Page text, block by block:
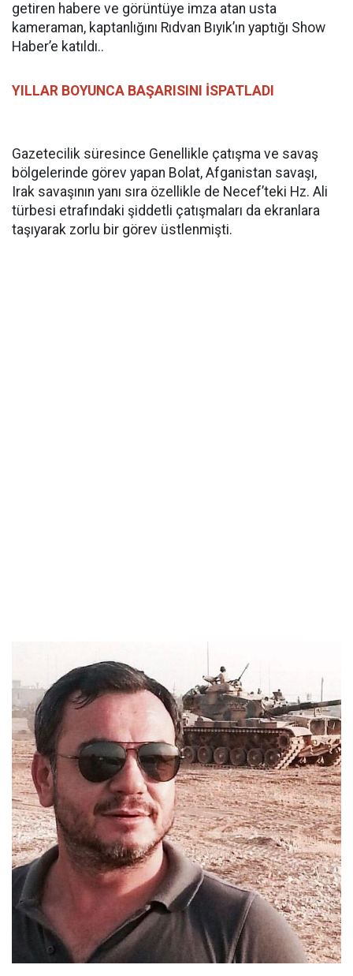
getiren habere ve görüntüye imza atan usta
kameraman, kaptanlığını Rıdvan Bıyık’ın yaptığı Show
Haber’e katıldı..
YILLAR BOYUNCA BAŞARISINI İSPATLADI
Gazetecilik süresince Genellikle çatışma ve savaş
bölgelerinde görev yapan Bolat, Afganistan savaşı,
Irak savaşının yanı sıra özellikle de Necef’teki Hz. Ali
türbesi etrafındaki şiddetli çatışmaları da ekranlara
taşıyarak zorlu bir görev üstlenmişti.